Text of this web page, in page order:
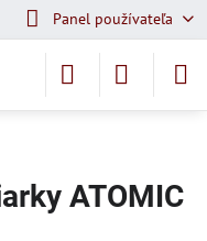
Panel používateľa
ATOMIC